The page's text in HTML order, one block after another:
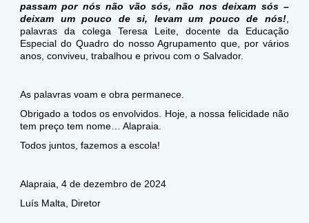
passam por nós não vão sós, não nos deixam sós –
deixam um pouco de si, levam um pouco de nós!
palavras da colega Teresa Leite, docente da Educação
Especial do Quadro do nosso Agrupamento que, por vários
anos, conviveu, trabalhou e privou com o Salvador.
As palavras voam e obra permanece.
Obrigado a todos os envolvidos. Hoje, a nossa felicidade não
tem preço tem nome… Alapraia.
Todos juntos, fazemos a escola!
Alapraia, 4 de dezembro de 2024
Luís Malta, Diretor